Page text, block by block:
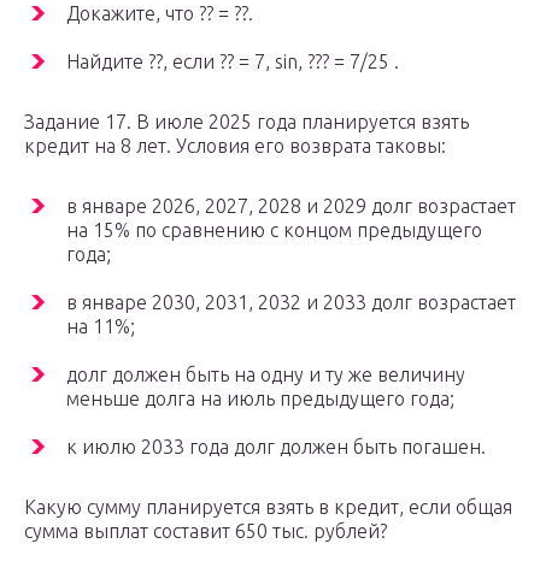
Докажите, что ?? = ??.
Найдите ??, если ?? = 7, sin, ??? = 7/25 .
Задание 17. В июле 2025 года планируется взять
кредит на 8 лет. Условия его возврата таковы:
в январе 2026, 2027, 2028 и 2029 долг возрастает
на 15% по сравнению с концом предыдущего
года;
в январе 2030, 2031, 2032 и 2033 долг возрастает
на 11%;
долг должен быть на одну и ту же величину
меньше долга на июль предыдущего года;
к июлю 2033 года долг должен быть погашен.
Какую сумму планируется взять в кредит, если общая
сумма выплат составит 650 тыс. рублей?